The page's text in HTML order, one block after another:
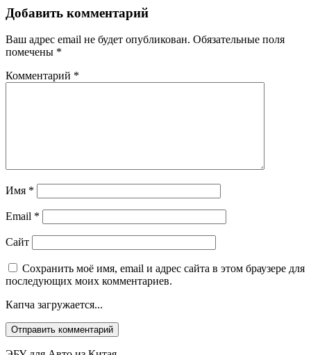
Добавить комментарий
Ваш адрес email не будет опубликован. Обязательные поля
помечены *
Комментарий *
Имя *
Email *
Сайт
Сохранить моё имя, email и адрес сайта в этом браузере для
последующих моих комментариев.
Капча загружается...